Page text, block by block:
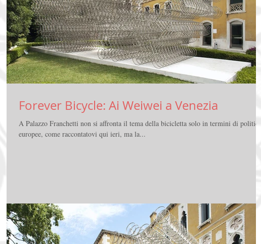
Forever Bicycle: Ai Weiwei a Venezia
A Palazzo Franchetti non si affronta il tema della bicicletta solo in termini di politiche
europee, come raccontatovi qui ieri, ma la...